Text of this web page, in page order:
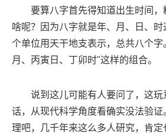
要算八字首先得知道出生时间
啥呢？因为八字就是年、月、日、
个单位用天干地支表示，总共八个字
月、丙寅日、丁卯时"这样的组合。
说到这儿可能有人要问了，这玩
话，从现代科学角度看确实没法验
理吧，几千年来这么多人研究，肯定